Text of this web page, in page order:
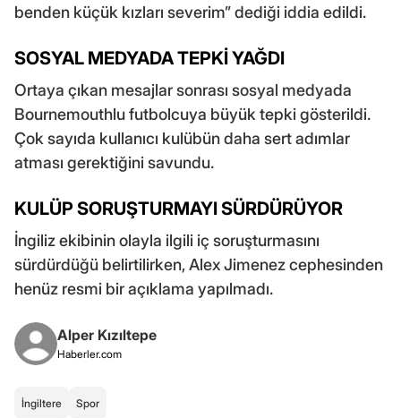
benden küçük kızları severim” dediği iddia edildi.
SOSYAL MEDYADA TEPKİ YAĞDI
Ortaya çıkan mesajlar sonrası sosyal medyada
Bournemouthlu futbolcuya büyük tepki gösterildi.
Çok sayıda kullanıcı kulübün daha sert adımlar
atması gerektiğini savundu.
KULÜP SORUŞTURMAYI SÜRDÜRÜYOR
İngiliz ekibinin olayla ilgili iç soruşturmasını
sürdürdüğü belirtilirken, Alex Jimenez cephesinden
henüz resmi bir açıklama yapılmadı.
Alper Kızıltepe
Haberler.com
İngiltere Spor